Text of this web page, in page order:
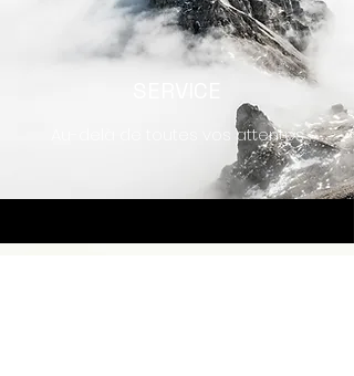
Au-delà de toutes vos attentes